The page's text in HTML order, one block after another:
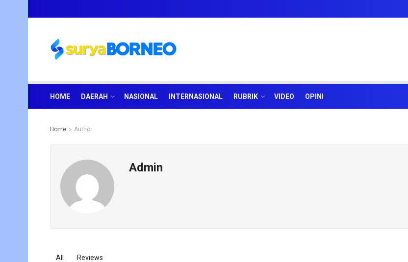
HOME DAERAH NASIONAL INTERNASIONAL RUBRIK VIDEO OPINI
Home Author
Admin
All Reviews